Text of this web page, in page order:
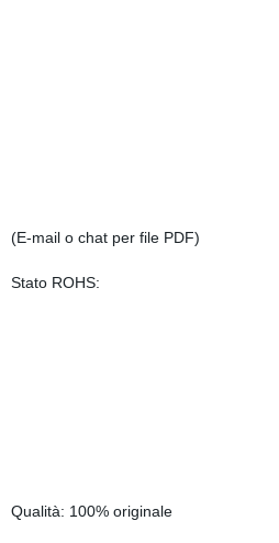
(E-mail o chat per file PDF)
Stato ROHS:
Qualità: 100% originale